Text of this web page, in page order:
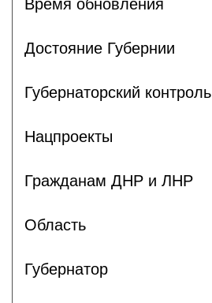
Время обновления
Достояние Губернии
Губернаторский контроль
Нацпроекты
Гражданам ДНР и ЛНР
Область
Губернатор